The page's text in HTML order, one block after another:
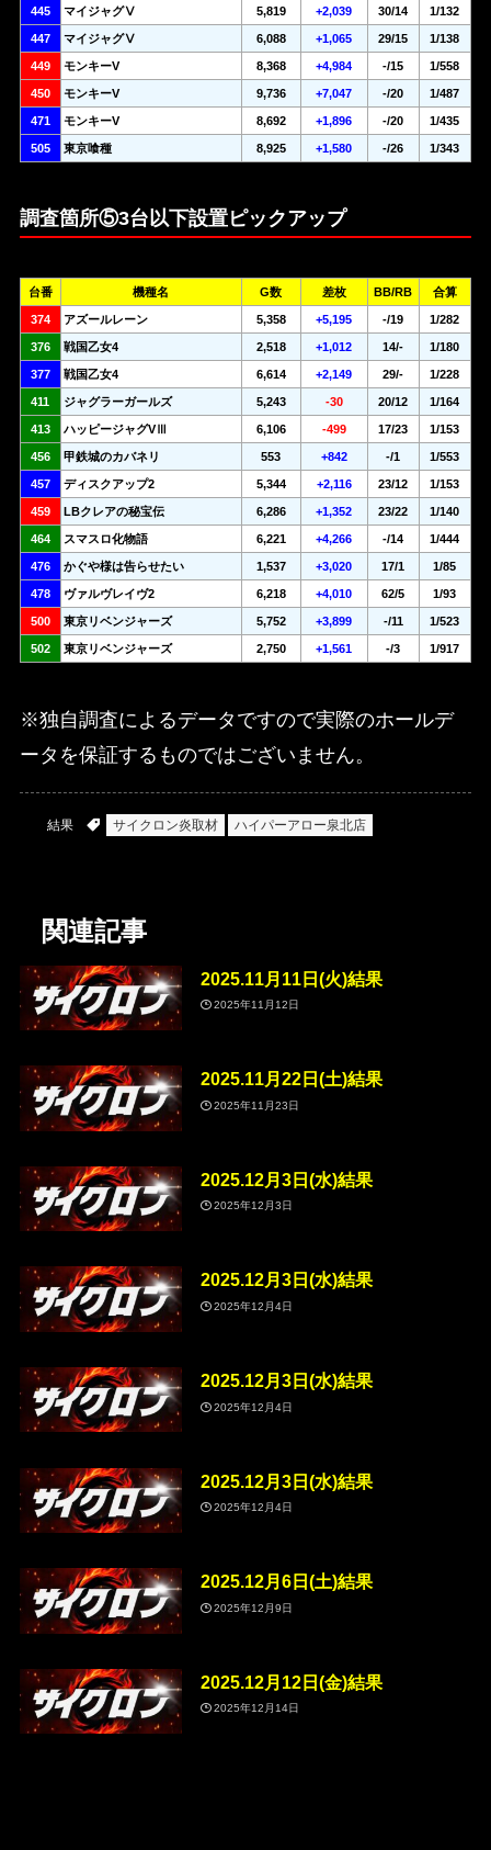
445 マイジャグⅤ 5,819 +2,039 30/14 1/132
447 マイジャグⅤ 6,088 +1,065 29/15 1/138
449 モンキーV 8,368 +4,984 -/15 1/558
450 モンキーV 9,736 +7,047 -/20 1/487
471 モンキーV 8,692 +1,896 -/20 1/435
505 東京喰種 8,925 +1,580 -/26 1/343
調査箇所⑤3台以下設置ピックアップ
台番 機種名 G数 差枚 BB/RB 合算
374 アズールレーン 5,358 +5,195 -/19 1/282
376 戦国乙女4 2,518 +1,012 14/- 1/180
377 戦国乙女4 6,614 +2,149 29/- 1/228
411 ジャグラーガールズ 5,243 -30 20/12 1/164
413 ハッピージャグVⅢ 6,106 -499 17/23 1/153
456 甲鉄城のカバネリ 553 +842 -/1 1/553
457 ディスクアップ2 5,344 +2,116 23/12 1/153
459 LBクレアの秘宝伝 6,286 +1,352 23/22 1/140
464 スマスロ化物語 6,221 +4,266 -/14 1/444
476 かぐや様は告らせたい 1,537 +3,020 17/1 1/85
478 ヴァルヴレイヴ2 6,218 +4,010 62/5 1/93
500 東京リベンジャーズ 5,752 +3,899 -/11 1/523
502 東京リベンジャーズ 2,750 +1,561 -/3 1/917
※独自調査によるデータですので実際のホールデ
ータを保証するものではございません。
結果 サイクロン炎取材 ハイパーアロー泉北店
関連記事
2025.11月11日(火)結果
2025年11月12日
2025.11月22日(土)結果
2025年11月23日
2025.12月3日(水)結果
2025年12月3日
2025.12月3日(水)結果
2025年12月4日
2025.12月3日(水)結果
2025年12月4日
2025.12月3日(水)結果
2025年12月4日
2025.12月6日(土)結果
2025年12月9日
2025.12月12日(金)結果
2025年12月14日